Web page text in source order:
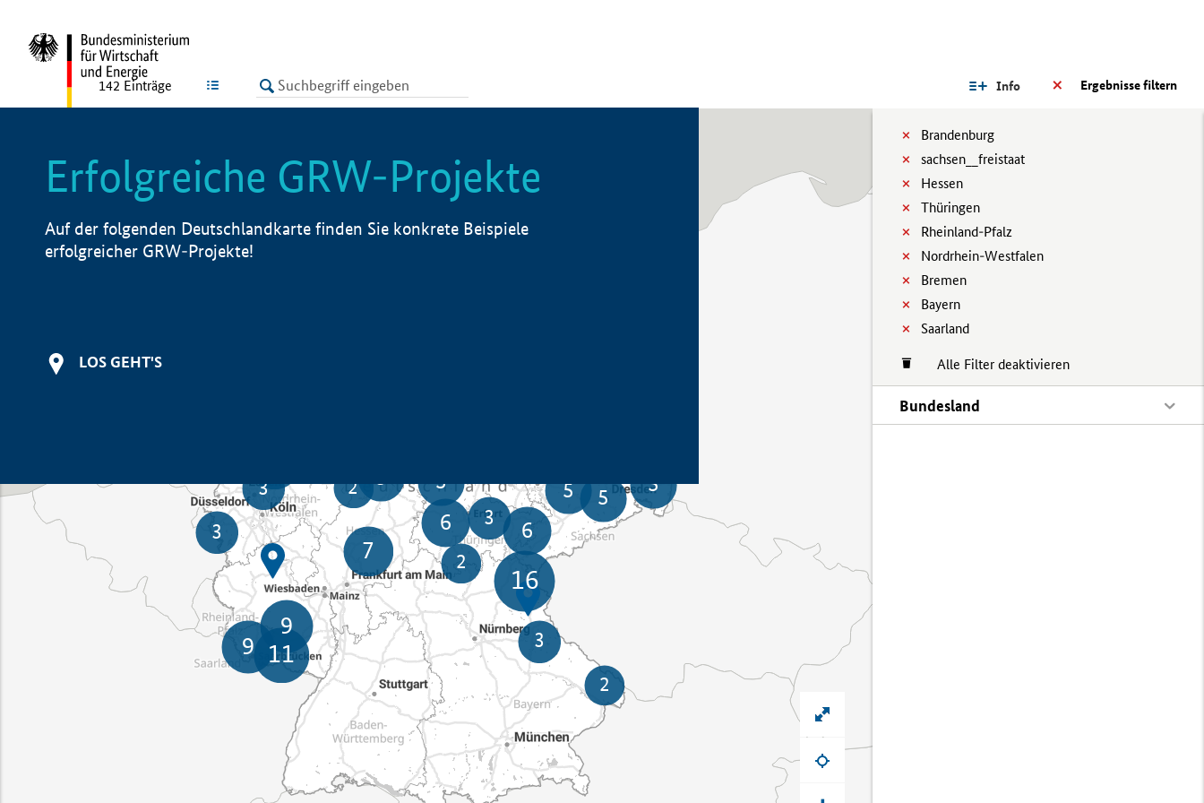
LISTE Ergebnisse filtern
Info
Brandenburg
sachsen__freistaat
Hessen
Thüringen
Rheinland-Pfalz
Nordrhein-Westfalen
Bremen
Bayern
Saarland
Alle Filter deaktivieren
Bundesland
142 Einträge
Erfolgreiche GRW-Projekte
Auf der folgenden Deutschlandkarte finden Sie konkrete Beispiele
erfolgreicher GRW-Projekte!
LOS GEHT'S